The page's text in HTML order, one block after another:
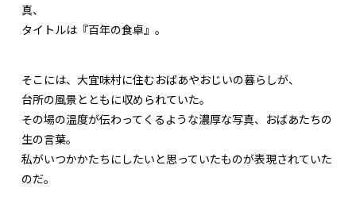
真、
タイトルは『百年の食卓』。
そこには、大宜味村に住むおばあやおじいの暮らしが、
台所の風景とともに収められていた。
その場の温度が伝わってくるような濃厚な写真、おばあたちの
生の言葉。
私がいつかかたちにしたいと思っていたものが表現されていた
のだ。